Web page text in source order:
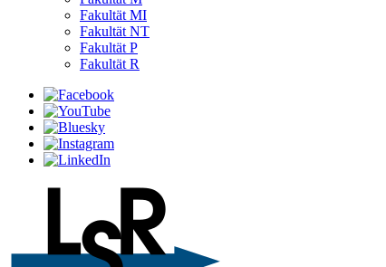
Fakultät MI
Fakultät NT
Fakultät P
Fakultät R